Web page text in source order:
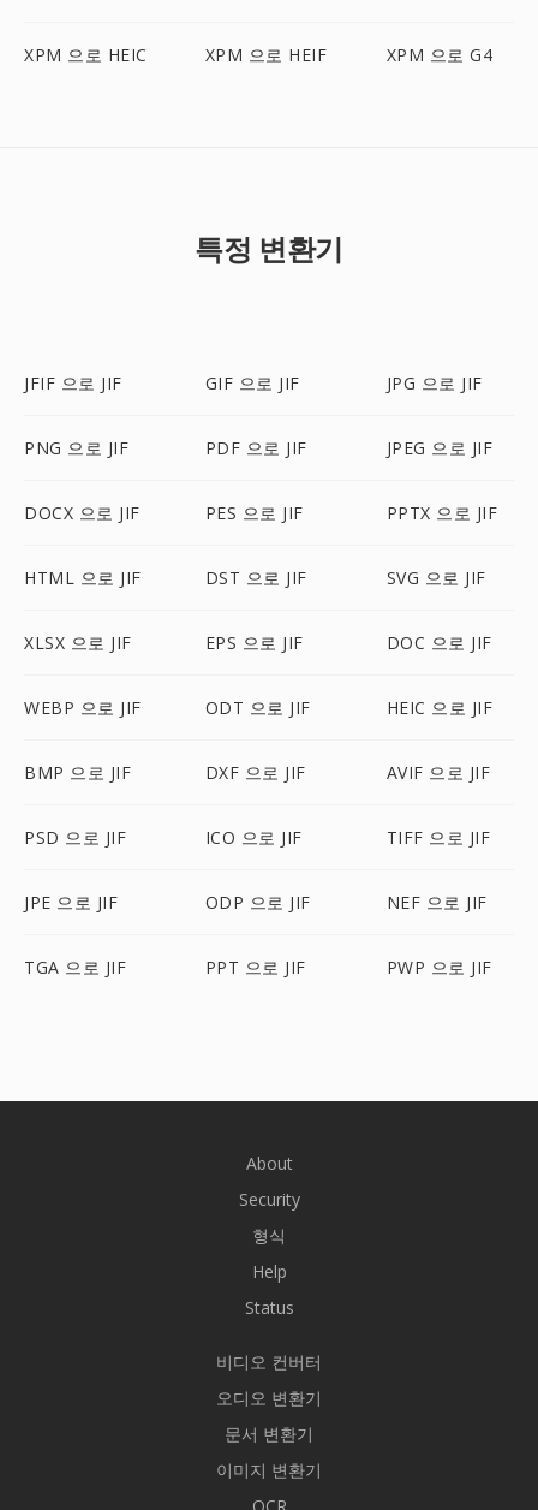
XPM 으로 HEIC XPM 으로 HEIF XPM 으로 G4
특정 변환기
JFIF 으로 JIF GIF 으로 JIF JPG 으로 JIF
PNG 으로 JIF PDF 으로 JIF JPEG 으로 JIF
DOCX 으로 JIF PES 으로 JIF PPTX 으로 JIF
HTML 으로 JIF DST 으로 JIF SVG 으로 JIF
XLSX 으로 JIF EPS 으로 JIF DOC 으로 JIF
WEBP 으로 JIF ODT 으로 JIF HEIC 으로 JIF
BMP 으로 JIF DXF 으로 JIF AVIF 으로 JIF
PSD 으로 JIF ICO 으로 JIF TIFF 으로 JIF
JPE 으로 JIF ODP 으로 JIF NEF 으로 JIF
TGA 으로 JIF PPT 으로 JIF PWP 으로 JIF
About
Security
형식
Help
Status
비디오 컨버터
오디오 변환기
문서 변환기
이미지 변환기